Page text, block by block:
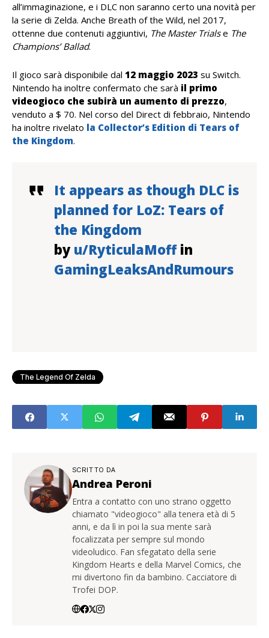
all’immaginazione, e i DLC non saranno certo una novità per
la serie di Zelda. Anche Breath of the Wild, nel 2017,
ottenne due contenuti aggiuntivi, The Master Trialse The
Champions’ Ballad.
Il gioco sarà disponibile dal 12 maggio 2023 su Switch.
Nintendo ha inoltre confermato che sarà il primo
videogioco che subirà un aumento di prezzo,
venduto a $ 70. Nel corso del Direct di febbraio, Nintendo
ha inoltre rivelato la Collector’s Edition di Tears of
the Kingdom.
It appears as though DLC is
planned for LoZ: Tears of
the Kingdom
by u/RyticulaMoffin
GamingLeaksAndRumours
The Legend Of Zelda
SCRITTO DA
Andrea Peroni
Entra a contatto con uno strano oggetto
chiamato "videogioco" alla tenera età di 5
anni, e da lì in poi la sua mente sarà
focalizzata per sempre sul mondo
videoludico. Fan sfegatato della serie
Kingdom Hearts e della Marvel Comics, che
mi divertono fin da bambino. Cacciatore di
Trofei DOP.